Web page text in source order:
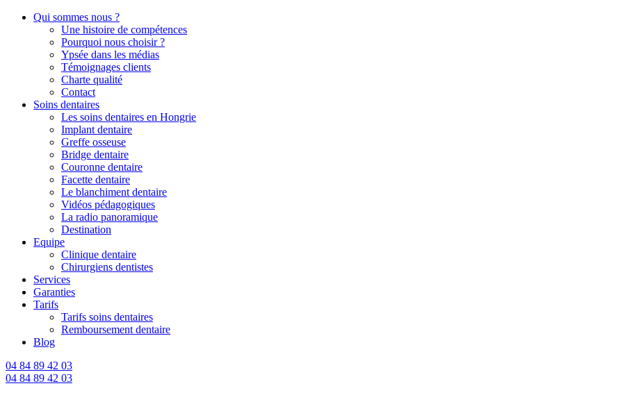
Qui sommes nous ?
Une histoire de compétences
Pourquoi nous choisir ?
Ypsée dans les médias
Témoignages clients
Charte qualité
Contact
Soins dentaires
Les soins dentaires en Hongrie
Implant dentaire
Greffe osseuse
Bridge dentaire
Couronne dentaire
Facette dentaire
Le blanchiment dentaire
Vidéos pédagogiques
La radio panoramique
Destination
Equipe
Clinique dentaire
Chirurgiens dentistes
Services
Garanties
Tarifs
Tarifs soins dentaires
Remboursement dentaire
Blog
04 84 89 42 03
04 84 89 42 03